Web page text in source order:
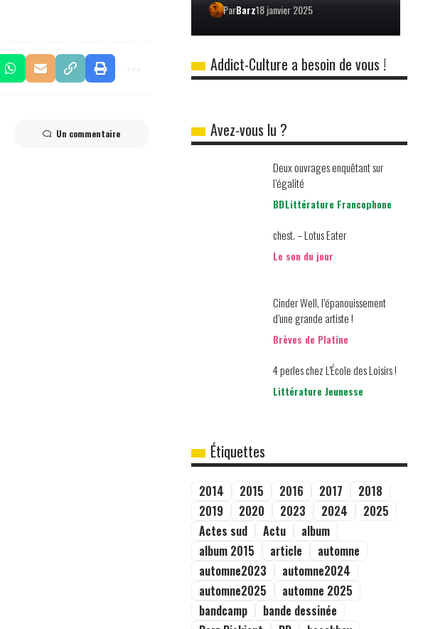
Un commentaire
ParBarz18 janvier 2025
Addict-Culture a besoin de vous !
Avez-vous lu ?
Deux ouvrages enquêtant sur
l’égalité
BDLittérature Francophone
chest. – Lotus Eater
Le son du jour
Cinder Well, l’épanouissement
d’une grande artiste !
Brèves de Platine
4 perles chez L’École des Loisirs !
Littérature Jeunesse
Étiquettes
2014 2015 2016 2017
2018
2019
2020 2023 2024
2025
Actes sud
Actu
album
album 2015
article
automne
automne2023
automne2024
automne2025
automne 2025
bandcamp
bande dessinée